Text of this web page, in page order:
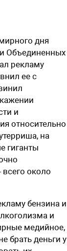
дня
Объединенных
рекламу
ее с
и
относительно
на
гиганты
около
бензина и
и
медийное,
брать деньги у